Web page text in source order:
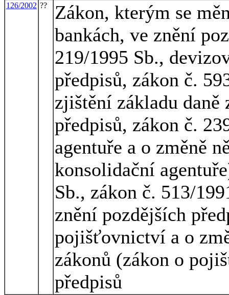
126/2002 ??
Zákon, kterým se
bankách, ve znění
219/1995 Sb.,
předpisů, zákon č.
zjištění základu
předpisů, zákon č.
agentuře a o změně
konsolidační
Sb., zákon č. 513/
znění pozdějších
pojišťovnictví a o
zákonů (zákon o
předpisů